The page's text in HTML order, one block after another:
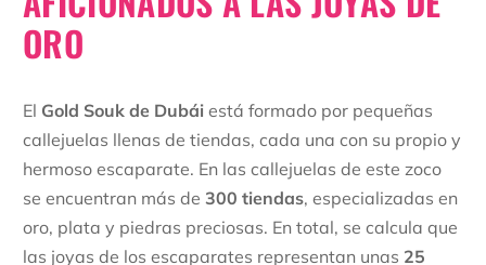
ORO
El Gold Souk de Dubái está formado por pequeñas
callejuelas llenas de tiendas, cada una con su propio y
hermoso escaparate. En las callejuelas de este zoco
se encuentran más de 300 tiendas, especializadas en
oro, plata y piedras preciosas. En total, se calcula que
las joyas de los escaparates representan unas 25